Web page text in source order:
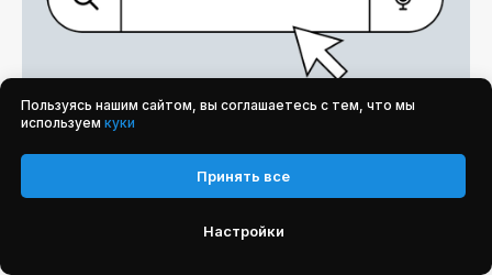
Пользуясь нашим сайтом, вы соглашаетесь с тем, что мы
используем куки
Принять все
Настройки